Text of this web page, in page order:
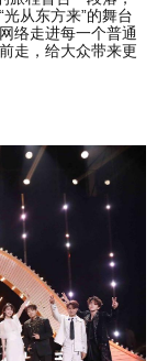
从东方来”的舞台
络走进每一个普通
走，给大众带来更